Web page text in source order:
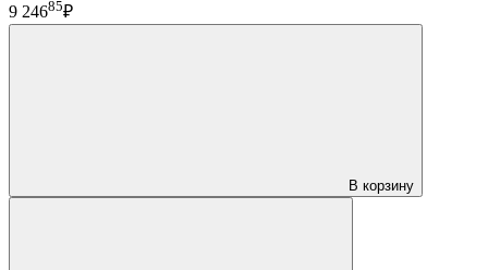
9 24685₽
В корзину